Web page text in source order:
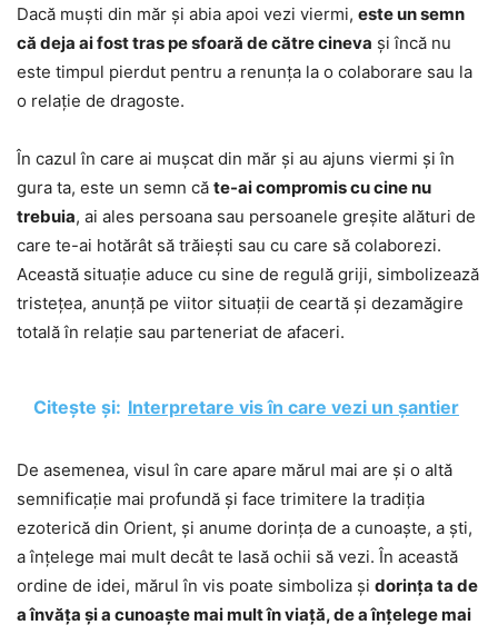
Dacă muști din măr și abia apoi vezi viermi, este un semn
că deja ai fost tras pe sfoară de către cineva și încă nu
este timpul pierdut pentru a renunța la o colaborare sau la
o relație de dragoste.
În cazul în care ai mușcat din măr și au ajuns viermi și în
gura ta, este un semn că te-ai compromis cu cine nu
trebuia, ai ales persoana sau persoanele greșite alături de
care te-ai hotărât să trăiești sau cu care să colaborezi.
Această situație aduce cu sine de regulă griji, simbolizează
tristețea, anunță pe viitor situații de ceartă și dezamăgire
totală în relație sau parteneriat de afaceri.
Citește și: Interpretare vis în care vezi un șantier
De asemenea, visul în care apare mărul mai are și o altă
semnificație mai profundă și face trimitere la tradiția
ezoterică din Orient, și anume dorința de a cunoaște, a ști,
a înțelege mai mult decât te lasă ochii să vezi. În această
ordine de idei, mărul în vis poate simboliza și dorința ta de
a învăța și a cunoaște mai mult în viață, de a înțelege mai